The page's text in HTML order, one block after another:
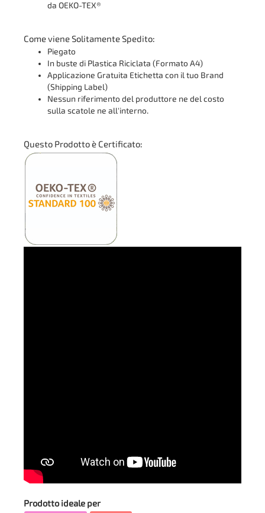
da OEKO-TEX®
Come viene Solitamente Spedito:
Piegato
In buste di Plastica Riciclata (Formato A4)
Applicazione Gratuita Etichetta con il tuo Brand
(Shipping Label)
Nessun riferimento del produttore ne del costo
sulla scatole ne all'interno.
Questo Prodotto è Certificato:
Prodotto ideale per